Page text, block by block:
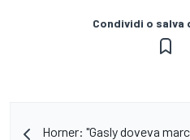
Condividi o
Horner: "Gasly doveva